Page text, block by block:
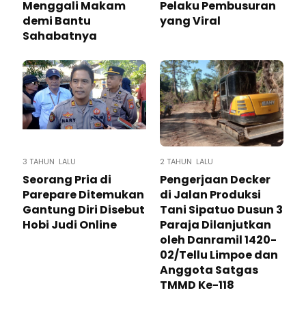
Menggali Makam
demi Bantu
Sahabatnya
Pelaku Pembusuran
yang Viral
3 TAHUN LALU
Seorang Pria di
Parepare Ditemukan
Gantung Diri Disebut
Hobi Judi Online
2 TAHUN LALU
Pengerjaan Decker
di Jalan Produksi
Tani Sipatuo Dusun 3
Paraja Dilanjutkan
oleh Danramil 1420-
02/Tellu Limpoe dan
Anggota Satgas
TMMD Ke-118